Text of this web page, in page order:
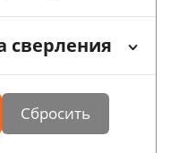
сверления